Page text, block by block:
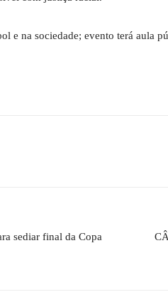
e na sociedade; evento terá aula
sediar final da Copa